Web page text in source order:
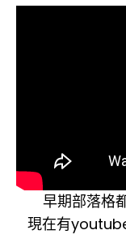
早期部落格
現在有